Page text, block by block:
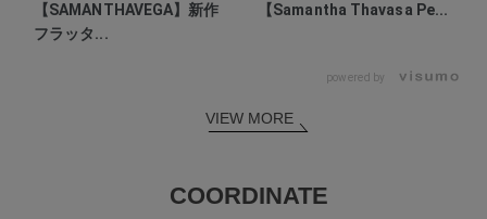
【SAMANTHAVEGA】新作
フラッタ...
【Samantha Thavasa Pe...
powered by
VIEW MORE
COORDINATE